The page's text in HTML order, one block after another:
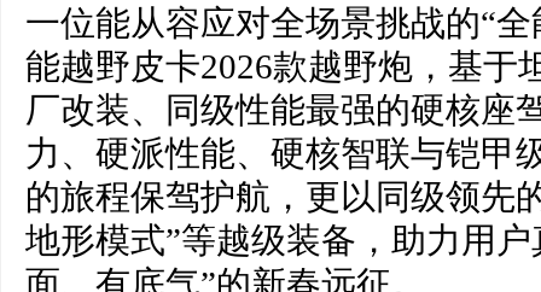
一位能从容应对全场景挑战的“
能越野皮卡2026款越野炮，基于
厂改装、同级性能最强的硬核座
力、硬派性能、硬核智联与铠甲
的旅程保驾护航，更以同级领先
地形模式”等越级装备，助力用
面、有底气”的新春远征。